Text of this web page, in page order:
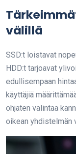
välillä
SSD:t loistavat
HDD:t tarjoavat
edullisempaan
käyttäjiä
ohjaten valintaa
oikean yhdistelmän